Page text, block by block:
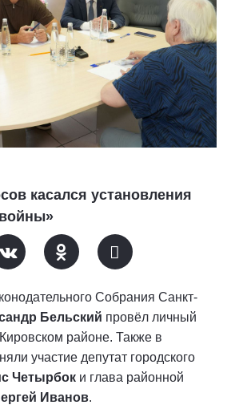
касался установления
Собрания Санкт-
Бельский провёл личный
районе. Также в
участие депутат городского
Четырбок и глава районной
Иванов.